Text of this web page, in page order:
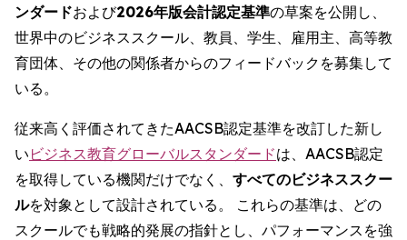
ンダードおよび2026年版会計認定基準の草案を公開し、
世界中のビジネススクール、教員、学生、雇用主、高等教
育団体、その他の関係者からのフィードバックを募集して
いる。
従来高く評価されてきたAACSB認定基準を改訂した新し
い ビジネス教育グローバルスタンダードは、AACSB認定
を取得している機関だけでなく、 すべてのビジネススクー
ルを対象として設計されている。 これらの基準は、どの
スクールでも戦略的発展の指針とし、パフォーマンスを強